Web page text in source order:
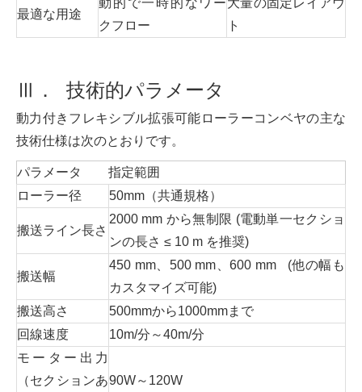
最適な用途
クフロー
ト
Ⅲ． 技術的パラメータ
動力付きフレキシブル拡張可能ローラーコンベヤの主な
技術仕様は次のとおりです。
パラメータ
指定範囲
ローラー径
50mm（共通規格）
搬送ライン長さ
2000 mm から無制限 (電動単一セクショ
ンの長さ ≤ 10 m を推奨)
搬送幅
450 mm、500 mm、600 mm (他の幅も
カスタマイズ可能)
搬送高さ
500mmから1000mmまで
回線速度
10m/分～40m/分
モーター出力
（セクションあ90W～120W